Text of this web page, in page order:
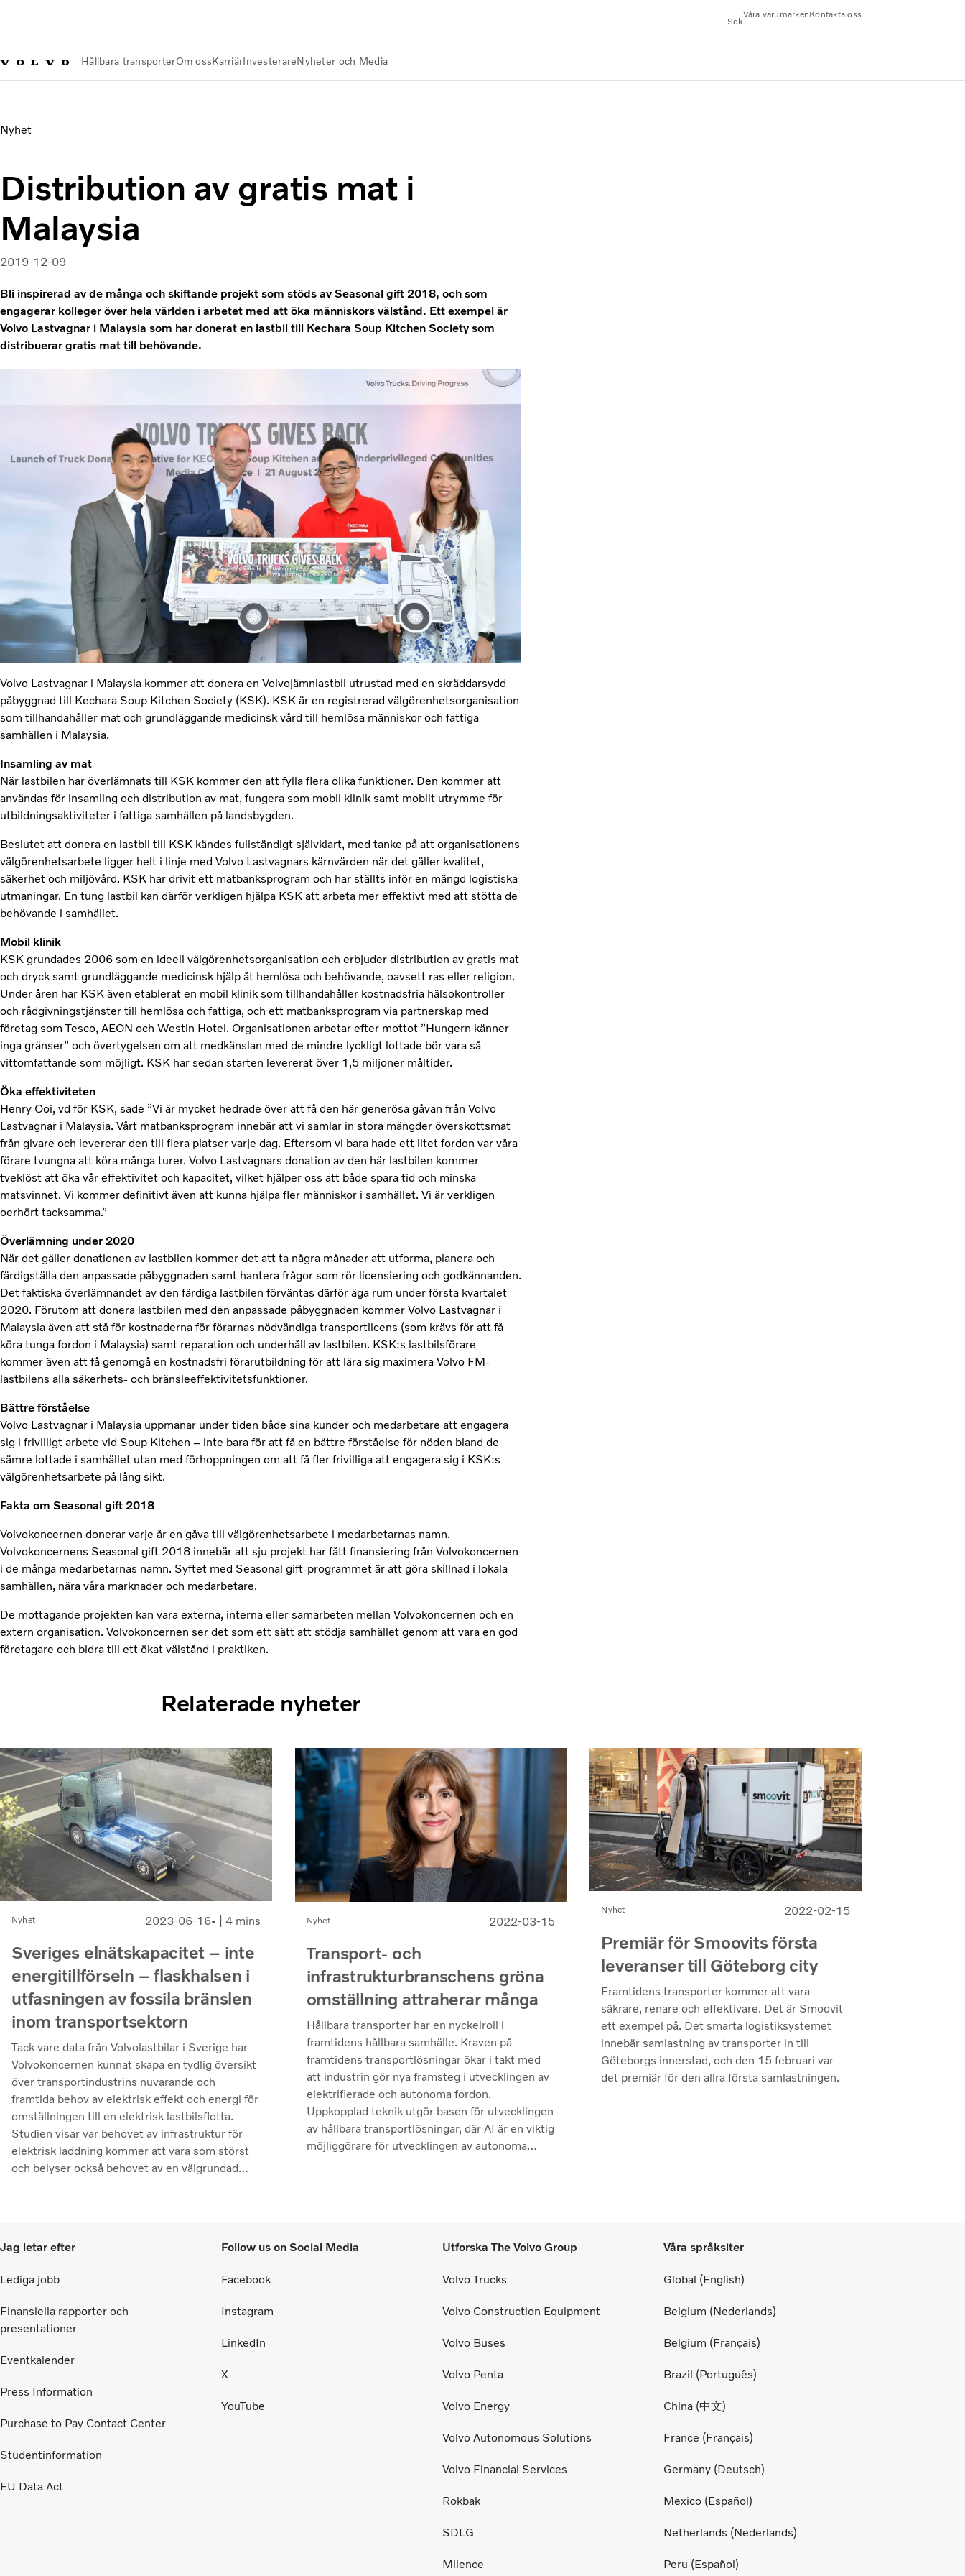
Sök
Våra varumärkenKontakta oss
Hållbara transporterOm ossKarriärInvesterareNyheter och Media
Nyhet
Distribution av gratis mat i
Malaysia
2019-12-09
Bli inspirerad av de många och skiftande projekt som stöds av Seasonal gift 2018, och som
engagerar kolleger över hela världen i arbetet med att öka människors välstånd. Ett exempel är
Volvo Lastvagnar i Malaysia som har donerat en lastbil till Kechara Soup Kitchen Society som
distribuerar gratis mat till behövande.
Volvo Lastvagnar i Malaysia kommer att donera en Volvojämnlastbil utrustad med en skräddarsydd
påbyggnad till Kechara Soup Kitchen Society (KSK). KSK är en registrerad välgörenhetsorganisation
som tillhandahåller mat och grundläggande medicinsk vård till hemlösa människor och fattiga
samhällen i Malaysia.
Insamling av mat
När lastbilen har överlämnats till KSK kommer den att fylla flera olika funktioner. Den kommer att
användas för insamling och distribution av mat, fungera som mobil klinik samt mobilt utrymme för
utbildningsaktiviteter i fattiga samhällen på landsbygden.
Beslutet att donera en lastbil till KSK kändes fullständigt självklart, med tanke på att organisationens
välgörenhetsarbete ligger helt i linje med Volvo Lastvagnars kärnvärden när det gäller kvalitet,
säkerhet och miljövård. KSK har drivit ett matbanksprogram och har ställts inför en mängd logistiska
utmaningar. En tung lastbil kan därför verkligen hjälpa KSK att arbeta mer effektivt med att stötta de
behövande i samhället.
Mobil klinik
KSK grundades 2006 som en ideell välgörenhetsorganisation och erbjuder distribution av gratis mat
och dryck samt grundläggande medicinsk hjälp åt hemlösa och behövande, oavsett ras eller religion.
Under åren har KSK även etablerat en mobil klinik som tillhandahåller kostnadsfria hälsokontroller
och rådgivningstjänster till hemlösa och fattiga, och ett matbanksprogram via partnerskap med
företag som Tesco, AEON och Westin Hotel. Organisationen arbetar efter mottot ”Hungern känner
inga gränser” och övertygelsen om att medkänslan med de mindre lyckligt lottade bör vara så
vittomfattande som möjligt. KSK har sedan starten levererat över 1,5 miljoner måltider.
Öka effektiviteten
Henry Ooi, vd för KSK, sade ”Vi är mycket hedrade över att få den här generösa gåvan från Volvo
Lastvagnar i Malaysia. Vårt matbanksprogram innebär att vi samlar in stora mängder överskottsmat
från givare och levererar den till flera platser varje dag. Eftersom vi bara hade ett litet fordon var våra
förare tvungna att köra många turer. Volvo Lastvagnars donation av den här lastbilen kommer
tveklöst att öka vår effektivitet och kapacitet, vilket hjälper oss att både spara tid och minska
matsvinnet. Vi kommer definitivt även att kunna hjälpa fler människor i samhället. Vi är verkligen
oerhört tacksamma.”
Överlämning under 2020
När det gäller donationen av lastbilen kommer det att ta några månader att utforma, planera och
färdigställa den anpassade påbyggnaden samt hantera frågor som rör licensiering och godkännanden.
Det faktiska överlämnandet av den färdiga lastbilen förväntas därför äga rum under första kvartalet
2020. Förutom att donera lastbilen med den anpassade påbyggnaden kommer Volvo Lastvagnar i
Malaysia även att stå för kostnaderna för förarnas nödvändiga transportlicens (som krävs för att få
köra tunga fordon i Malaysia) samt reparation och underhåll av lastbilen. KSK:s lastbilsförare
kommer även att få genomgå en kostnadsfri förarutbildning för att lära sig maximera Volvo FM-
lastbilens alla säkerhets- och bränsleeffektivitetsfunktioner.
Bättre förståelse
Volvo Lastvagnar i Malaysia uppmanar under tiden både sina kunder och medarbetare att engagera
sig i frivilligt arbete vid Soup Kitchen – inte bara för att få en bättre förståelse för nöden bland de
sämre lottade i samhället utan med förhoppningen om att få fler frivilliga att engagera sig i KSK:s
välgörenhetsarbete på lång sikt.
Fakta om Seasonal gift 2018
Volvokoncernen donerar varje år en gåva till välgörenhetsarbete i medarbetarnas namn.
Volvokoncernens Seasonal gift 2018 innebär att sju projekt har fått finansiering från Volvokoncernen
i de många medarbetarnas namn. Syftet med Seasonal gift-programmet är att göra skillnad i lokala
samhällen, nära våra marknader och medarbetare.
De mottagande projekten kan vara externa, interna eller samarbeten mellan Volvokoncernen och en
extern organisation. Volvokoncernen ser det som ett sätt att stödja samhället genom att vara en god
företagare och bidra till ett ökat välstånd i praktiken.
Relaterade nyheter
Nyhet 2023-06-16 | 4 mins
Sveriges elnätskapacitet – inte
energitillförseln – flaskhalsen i
utfasningen av fossila bränslen
inom transportsektorn
Tack vare data från Volvolastbilar i Sverige har
Volvokoncernen kunnat skapa en tydlig översikt
över transportindustrins nuvarande och
framtida behov av elektrisk effekt och energi för
omställningen till en elektrisk lastbilsflotta.
Studien visar var behovet av infrastruktur för
elektrisk laddning kommer att vara som störst
och belyser också behovet av en välgrundad
fokusera på att förbättra överföringskapaciteten
Nyhet 2022-03-15
Transport- och
infrastrukturbranschens gröna
omställning attraherar många
Hållbara transporter har en nyckelroll i
framtidens hållbara samhälle. Kraven på
framtidens transportlösningar ökar i takt med
att industrin gör nya framsteg i utvecklingen av
elektrifierade och autonoma fordon.
Uppkopplad teknik utgör basen för utvecklingen
av hållbara transportlösningar, där AI är en viktig
möjliggörare för utvecklingen av autonoma
Nyhet 2022-02-15
Premiär för Smoovits första
leveranser till Göteborg city
Framtidens transporter kommer att vara
säkrare, renare och effektivare. Det är Smoovit
ett exempel på. Det smarta logistiksystemet
innebär samlastning av transporter in till
Göteborgs innerstad, och den 15 februari var
det premiär för den allra första samlastningen.
Jag letar efter
Lediga jobb
Finansiella rapporter och
presentationer
Eventkalender
Press Information
Purchase to Pay Contact Center
Studentinformation
EU Data Act
Follow us on Social Media
Facebook
Instagram
LinkedIn
X
YouTube
Utforska The Volvo Group
Volvo Trucks
Volvo Construction Equipment
Volvo Buses
Volvo Penta
Volvo Energy
Volvo Autonomous Solutions
Volvo Financial Services
Rokbak
SDLG
Milence
Våra språksiter
Global (English)
Belgium (Nederlands)
Belgium (Français)
Brazil (Português)
China (中文)
France (Français)
Germany (Deutsch)
Mexico (Español)
Netherlands (Nederlands)
Peru (Español)